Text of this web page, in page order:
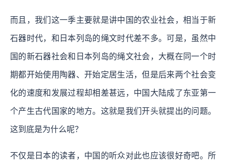
而且，我们这一季主要就是讲中国的农业社会，相当于新
石器时代，和日本列岛的绳文时代差不多。可是，虽然中
国的新石器社会和日本列岛的绳文社会，大概在同一个时
期都开始使用陶器、开始定居生活，但是后来两个社会变
化的速度和发展过程却相差甚远，中国大陆成了东亚第一
个产生古代国家的地方。这就是我们开头就提出的问题。
这到底是为什么呢？
不仅是日本的读者，中国的听众对此也应该很好奇吧。所